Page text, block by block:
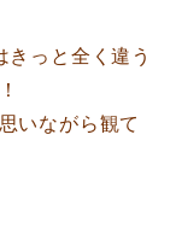
っと全く違う
いながら観て